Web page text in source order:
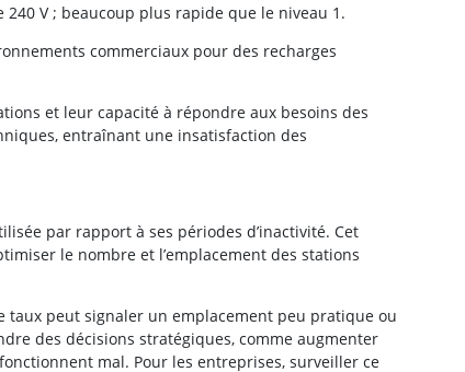
240 V ; beaucoup plus rapide que le niveau 1.
commerciaux pour des recharges
et leur capacité à répondre aux besoins des
entraînant une insatisfaction des
par rapport à ses périodes d’inactivité. Cet
le nombre et l’emplacement des stations
taux peut signaler un emplacement peu pratique ou
des décisions stratégiques, comme augmenter
mal. Pour les entreprises, surveiller ce